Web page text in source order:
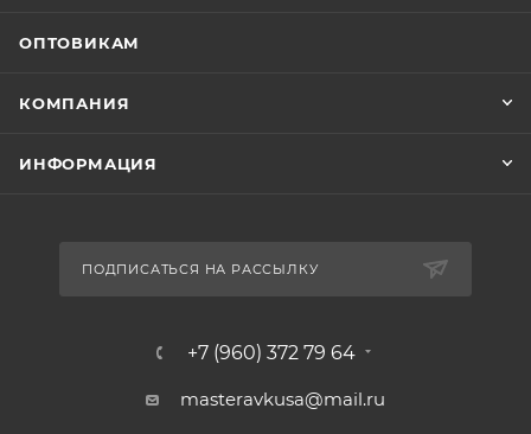
ОПТОВИКАМ
КОМПАНИЯ
ИНФОРМАЦИЯ
ПОДПИСАТЬСЯ НА РАССЫЛКУ
+7 (960) 372 79 64
masteravkusa@mail.ru